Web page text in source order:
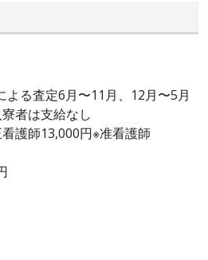
よる査定6月〜11月、12月〜5月
者は支給なし
護師13,000円※准看護師